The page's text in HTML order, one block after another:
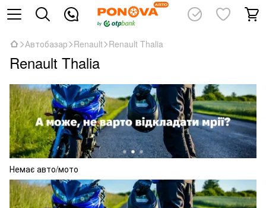
Автобазар Renault Renault Thalia
Renault Thalia
Немає авто/мото